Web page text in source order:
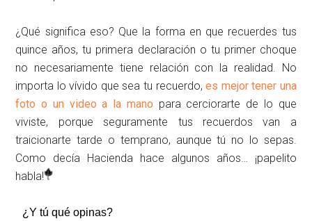
¿Qué significa eso? Que la forma en que recuerdes tus
quince años, tu primera declaración o tu primer choque
no necesariamente tiene relación con la realidad. No
importa lo vívido que sea tu recuerdo,es mejor tener una
foto o un video a la mano para cerciorarte de lo que
viviste, porque seguramente tus recuerdos van a
traicionarte tarde o temprano, aunque tú no lo sepas.
Como decía Hacienda hace algunos años… ¡papelito
habla!
¿Y tú qué opinas?